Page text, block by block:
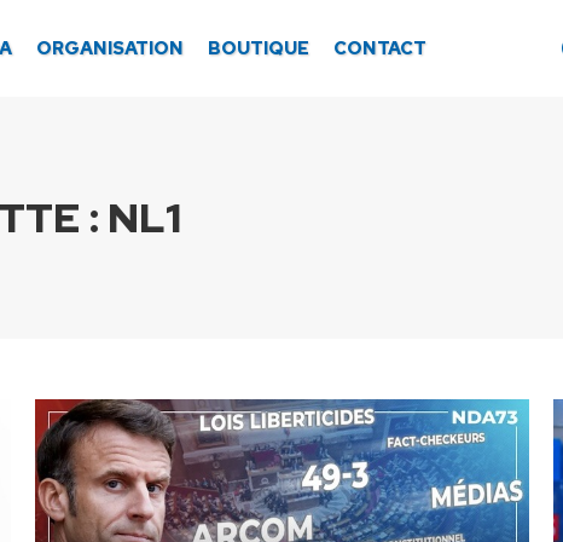
ORGANISATION BOUTIQUE CONTACT
: NL1